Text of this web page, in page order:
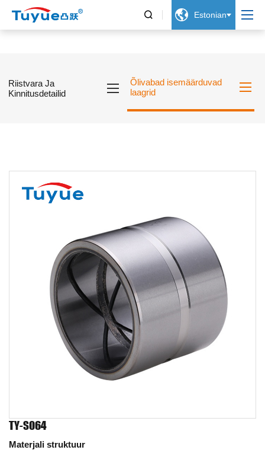
  Estonian
Riistvara Ja
Kinnitusdetailid
Õlivabad isemäärduvad
laagrid
TY-S064
Materjali struktuur